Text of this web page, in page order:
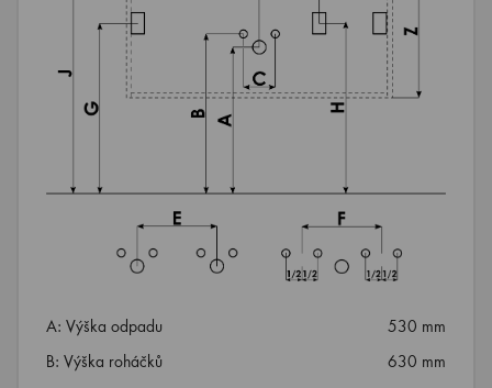
A: Výška odpadu
530 mm
B: Výška roháčků
630 mm